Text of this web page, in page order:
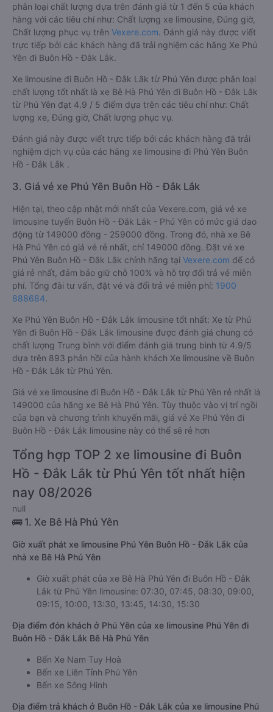
phân loại chất lượng dựa trên đánh giá từ 1 đến 5 của khách
hàng với các tiêu chí như: Chất lượng xe limousine, Đúng giờ,
Chất lượng phục vụ trên Vexere.com. Đánh giá này được viết
trực tiếp bởi các khách hàng đã trải nghiệm các hãng Xe Phú
Yên đi Buôn Hồ - Đắk Lắk.
Xe limousine đi Buôn Hồ - Đắk Lắk từ Phú Yên được phân loại
chất lượng tốt nhất là xe Bê Hà Phú Yên đi Buôn Hồ - Đắk Lắk
từ Phú Yên đạt 4.9 / 5 điểm dựa trên các tiêu chí như: Chất
lượng xe, Đúng giờ, Chất lượng phục vụ.
Đánh giá này được viết trực tiếp bởi các khách hàng đã trải
nghiệm dịch vụ của các hãng xe limousine đi Phú Yên Buôn
Hồ - Đắk Lắk .
3. Giá vé xe Phú Yên Buôn Hồ - Đắk Lắk
Hiện tại, theo cập nhật mới nhất của Vexere.com, giá vé xe
limousine tuyến Buôn Hồ - Đắk Lắk - Phú Yên có mức giá dao
động từ 149000 đồng - 259000 đồng. Trong đó, nhà xe Bê
Hà Phú Yên có giá vé rẻ nhất, chỉ 149000 đồng. Đặt vé xe
Phú Yên Buôn Hồ - Đắk Lắk chính hãng tại Vexere.com để có
giá rẻ nhất, đảm bảo giữ chỗ 100% và hỗ trợ đổi trả vé miễn
phí. Tổng đài tư vấn, đặt vé và đổi trả vé miễn phí: 1900
888684.
Xe Phú Yên Buôn Hồ - Đắk Lắk limousine tốt nhất: Xe từ Phú
Yên đi Buôn Hồ - Đắk Lắk limousine được đánh giá chung có
chất lượng Trung bình với điểm đánh giá trung bình từ 4.9/5
dựa trên 893 phản hồi của hành khách Xe limousine về Buôn
Hồ - Đắk Lắk từ Phú Yên.
Giá vé xe limousine đi Buôn Hồ - Đắk Lắk từ Phú Yên rẻ nhất là
149000 của hãng xe Bê Hà Phú Yên. Tùy thuộc vào vị trí ngồi
của bạn và chương trình khuyến mãi, giá vé Xe Phú Yên đi
Buôn Hồ - Đắk Lắk limousine này có thể sẽ rẻ hơn
Tổng hợp TOP 2 xe limousine đi Buôn
Hồ - Đắk Lắk từ Phú Yên tốt nhất hiện
nay 08/2026
null
🚌 1. Xe Bê Hà Phú Yên
Giờ xuất phát xe limousine Phú Yên Buôn Hồ - Đắk Lắk của
nhà xe Bê Hà Phú Yên
Giờ xuất phát của xe Bê Hà Phú Yên đi Buôn Hồ - Đắk
Lắk từ Phú Yên limousine: 07:30, 07:45, 08:30, 09:00,
09:15, 10:00, 13:30, 13:45, 14:30, 15:30
Địa điểm đón khách ở Phú Yên của xe limousine Phú Yên đi
Buôn Hồ - Đắk Lắk Bê Hà Phú Yên
Bến Xe Nam Tuy Hoà
Bến xe Liên Tỉnh Phú Yên
Bến xe Sông Hinh
Địa điểm trả khách ở Buôn Hồ - Đắk Lắk của xe limousine Phú